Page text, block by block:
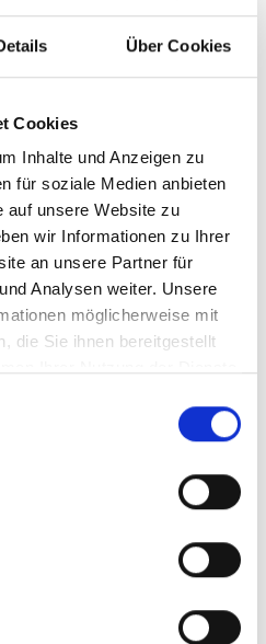
Über Cookies
Cookies
Inhalte und Anzeigen zu
für soziale Medien anbieten
auf unsere Website zu
wir Informationen zu Ihrer
an unsere Partner für
Analysen weiter. Unsere
möglicherweise mit
die Sie ihnen bereitgestellt
HILFREICH?